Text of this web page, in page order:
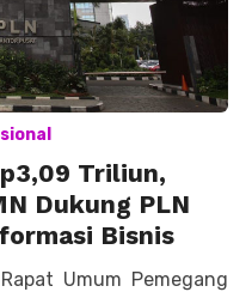
Triliun,
Dukung PLN
Bisnis
Umum Pemegang